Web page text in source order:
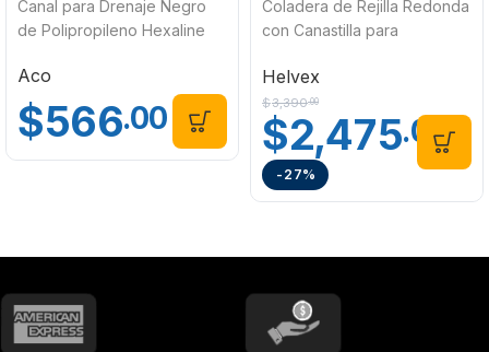
Canal para Drenaje Negro
de Polipropileno Hexaline
Aco
$566.00
Coladera de Rejilla Redonda
con Canastilla para
Helvex
$3,390.00
$2,475.00
-27%